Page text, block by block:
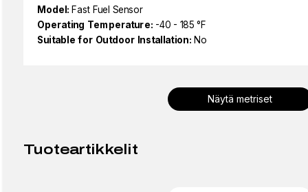
Model: Fast Fuel Sensor
Operating Temperature: -40 - 185 °F
Suitable for Outdoor Installation: No
Näytä metriset
Tuoteartikkelit